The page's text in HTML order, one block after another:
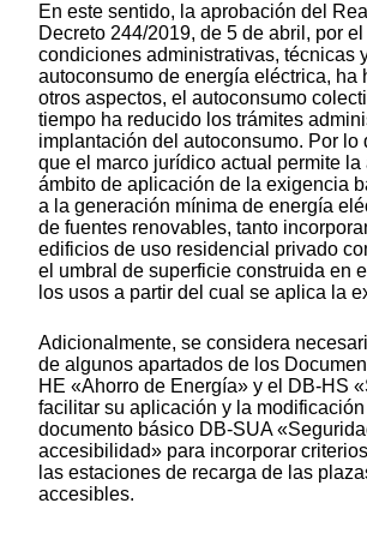
En este sentido, la aprobación del Real
Decreto 244/2019, de 5 de abril, por
condiciones administrativas, técnicas
autoconsumo de energía eléctrica, ha
otros aspectos, el autoconsumo
tiempo ha reducido los trámites
implantación del autoconsumo. Por lo
que el marco jurídico actual permite la
ámbito de aplicación de la exigencia
a la generación mínima de energía
de fuentes renovables, tanto
edificios de uso residencial privado
el umbral de superficie construida en
los usos a partir del cual se aplica la
Adicionalmente, se considera
de algunos apartados de los
HE «Ahorro de Energía» y el DB-HS
facilitar su aplicación y la modificación
documento básico DB-SUA
accesibilidad» para incorporar
las estaciones de recarga de las
accesibles.